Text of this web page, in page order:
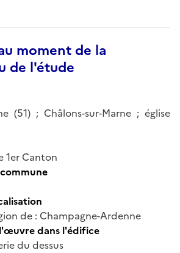
moment de la
de l'étude
(51) ; Châlons-sur-Marne ; église
1er Canton
de : Champagne-Ardenne
dans l'édifice
du dessus